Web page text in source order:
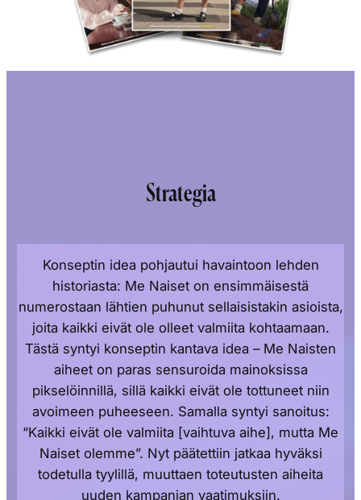
Strategia
Konseptin idea pohjautui havaintoon lehden
historiasta: Me Naiset on ensimmäisestä
numerostaan lähtien puhunut sellaisistakin asioista,
joita kaikki eivät ole olleet valmiita kohtaamaan.
Tästä syntyi konseptin kantava idea – Me Naisten
aiheet on paras sensuroida mainoksissa
pikselöinnillä, sillä kaikki eivät ole tottuneet niin
avoimeen puheeseen. Samalla syntyi sanoitus:
“Kaikki eivät ole valmiita [vaihtuva aihe], mutta Me
Naiset olemme”. Nyt päätettiin jatkaa hyväksi
todetulla tyylillä, muuttaen toteutusten aiheita
uuden kampanjan vaatimuksiin.